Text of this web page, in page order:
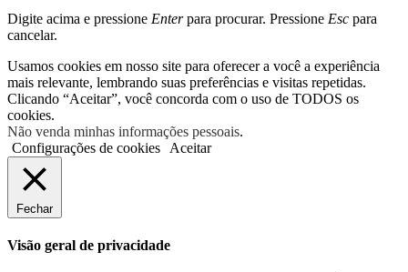
Digite acima e pressione Enterpara procurar. Pressione Esc para
cancelar.
Usamos cookies em nosso site para oferecer a você a experiência
mais relevante, lembrando suas preferências e visitas repetidas.
Clicando “Aceitar”, você concorda com o uso de TODOS os
cookies.
Não venda minhas informações pessoais.
Configurações de cookies
Aceitar
Fechar
Visão geral de privacidade